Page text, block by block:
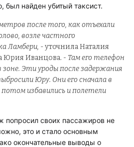
был найден убитый таксист.
после того, как отъехали
возле частного
Ламбери, - уточнила Наталия
Юрия Иванцова. - Там его телефон
зоне. Эти уроды после задержания
Юру. Они его сначала в
потом избавились и полетели
попросил своих пассажиров не
это и стало основным
окончательные выводы о